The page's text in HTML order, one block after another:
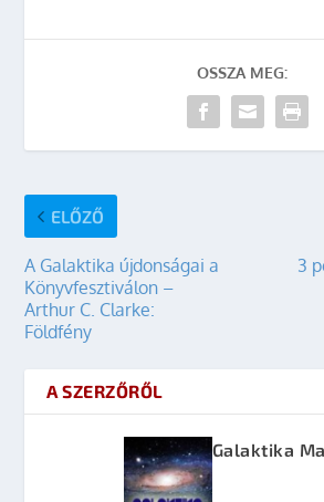
OSSZA MEG:
ELŐZŐ
A Galaktika újdonságai a
Könyvfesztiválon –
Arthur C. Clarke:
Földfény
3
A SZERZŐRŐL
Galaktika